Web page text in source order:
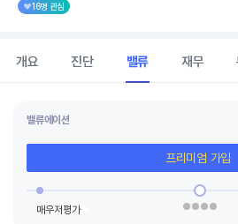
16명 관심
개요 진단 밸류 재무
밸류에이션
프리미엄 가입